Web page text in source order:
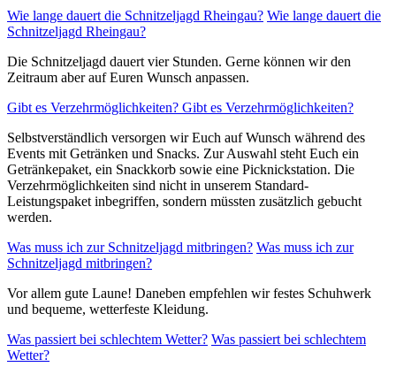
Wie lange dauert die Schnitzeljagd Rheingau? Wie lange dauert die
Schnitzeljagd Rheingau?
Die Schnitzeljagd dauert vier Stunden. Gerne können wir den
Zeitraum aber auf Euren Wunsch anpassen.
Gibt es Verzehrmöglichkeiten? Gibt es Verzehrmöglichkeiten?
Selbstverständlich versorgen wir Euch auf Wunsch während des
Events mit Getränken und Snacks. Zur Auswahl steht Euch ein
Getränkepaket, ein Snackkorb sowie eine Picknickstation. Die
Verzehrmöglichkeiten sind nicht in unserem Standard-
Leistungspaket inbegriffen, sondern müssten zusätzlich gebucht
werden.
Was muss ich zur Schnitzeljagd mitbringen? Was muss ich zur
Schnitzeljagd mitbringen?
Vor allem gute Laune! Daneben empfehlen wir festes Schuhwerk
und bequeme, wetterfeste Kleidung.
Was passiert bei schlechtem Wetter? Was passiert bei schlechtem
Wetter?